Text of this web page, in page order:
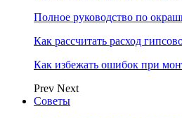
Полное руководство по
Как рассчитать расход
Как избежать ошибок при
Prev Next
Советы